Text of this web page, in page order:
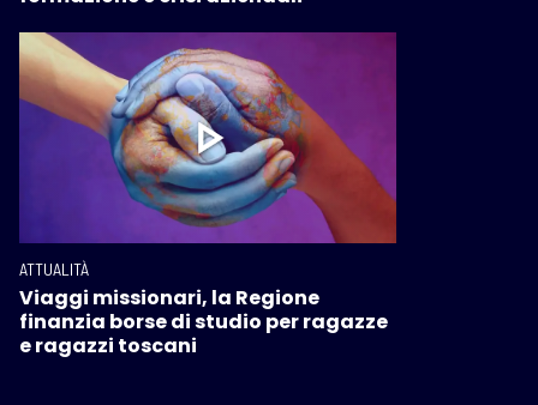
ATTUALITÀ
Viaggi missionari, la Regione
finanzia borse di studio per ragazze
e ragazzi toscani